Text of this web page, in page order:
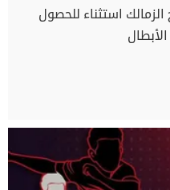
استثناء للحصول